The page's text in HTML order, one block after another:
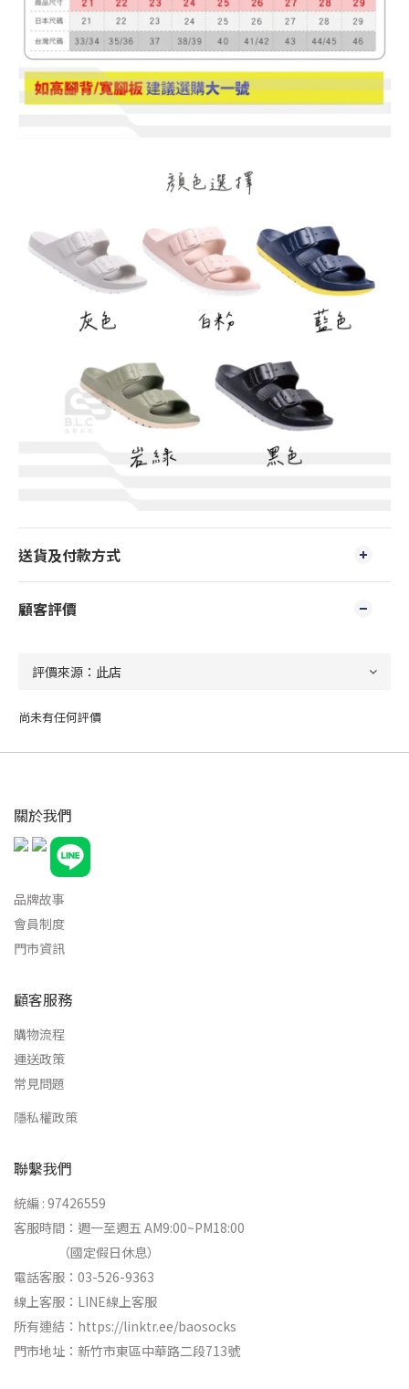
送貨及付款方式
顧客評價
尚未有任何評價
關於我們
品牌故事
會員制度
門市資訊
顧客服務
購物流程
運送政策
常見問題
隱私權政策
聯繫我們
統編 : 97426559
客服時間：週一至週五 AM9:00~PM18:00
（國定假日休息）
電話客服：03-526-9363
線上客服： LINE線上客服
所有連結： https://linktr.ee/baosocks
門市地址：新竹市東區中華路二段713號